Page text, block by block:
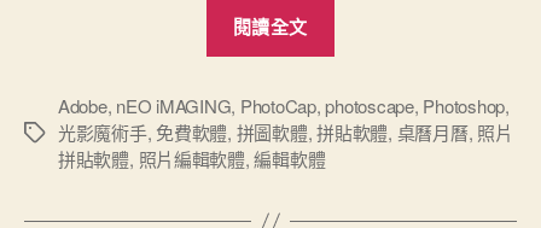
閱讀全文
片
編
標
Adobe, nEO iMAGING, PhotoCap,photoscape, Photoshop,
光影魔術手, 免費軟體, 拼圖軟體,拼貼軟體, 桌曆月曆, 照片
拼貼軟體, 照片編輯軟體,編輯軟體